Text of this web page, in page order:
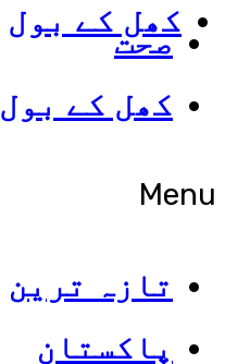
صحت
کھل کے بول
Menu
تازہ ترین
پاکستان
کھل کے بول